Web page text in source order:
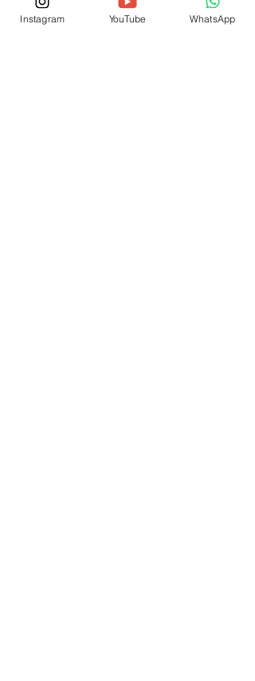
Instagram YouTube WhatsApp